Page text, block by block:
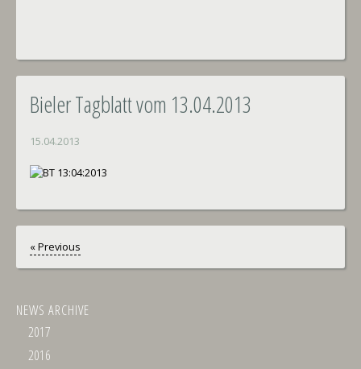
Bieler Tagblatt vom 13.04.2013
15.04.2013
« Previous
NEWS ARCHIVE
2017
2016